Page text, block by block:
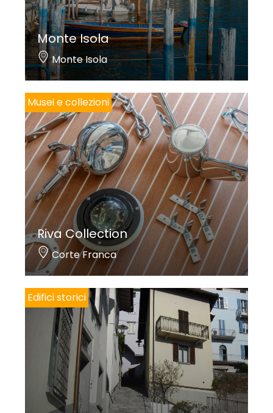
Monte Isola
Monte Isola
Musei e collezioni
Riva Collection
Corte Franca
Edifici storici